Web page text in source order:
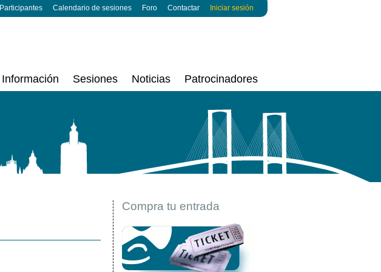
Participantes Calendario de sesiones Foro Contactar Iniciar sesión
Información Sesiones Noticias Patrocinadores
Compra tu entrada